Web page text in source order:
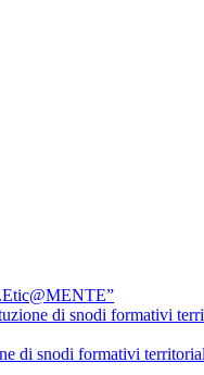
di snodi formativi
snodi formativi